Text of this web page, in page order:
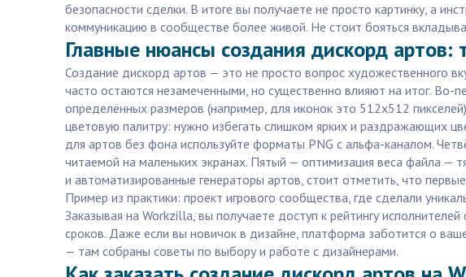
безопасности сделки. В итоге вы получаете не просто картинку, а
коммуникацию в сообществе более живой. Не стоит бояться
Главные нюансы создания дискорд артов:
Создание дискорд артов — это не просто вопрос художественного
часто остаются незамеченными, но существенно влияют на итог.
определённых размеров (например, для иконок это 512x512
цветовую палитру: нужно избегать слишком ярких и раздражающих
для артов без фона используйте форматы PNG с альфа-каналом.
читаемой на маленьких экранах. Пятый — оптимизация веса файла —
и автоматизированные генераторы артов, стоит отметить, что
Пример из практики: проект игрового сообщества, где сделали
Заказывая на Workzilla, вы получаете доступ к рейтингу
сроков. Даже если вы новичок в дизайне, платформа заботится о
— там собраны советы по выбору и работе с дизайнерами.